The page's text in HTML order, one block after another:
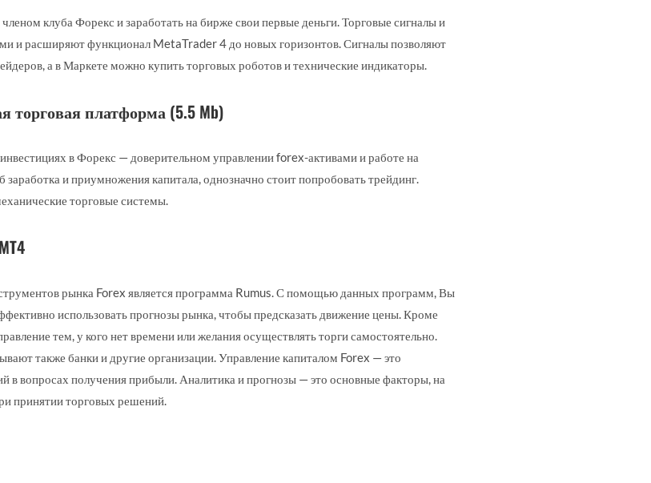
клуба Форекс и заработать на бирже свои первые деньги. Торговые сигналы и
и расширяют функционал MetaTrader 4 до новых горизонтов. Сигналы позволяют
а в Маркете можно купить торговых роботов и технические индикаторы.
торговая платформа (5.5 Mb)
в Форекс — доверительном управлении forex-активами и работе на
и приумножения капитала, однозначно стоит попробовать трейдинг.
торговые системы.
рынка Forex является программа Rumus. С помощью данных программ, Вы
использовать прогнозы рынка, чтобы предсказать движение цены. Кроме
тем, у кого нет времени или желания осуществлять торги самостоятельно.
также банки и другие организации. Управление капиталом Forex — это
вопросах получения прибыли. Аналитика и прогнозы — это основные факторы, на
принятии торговых решений.